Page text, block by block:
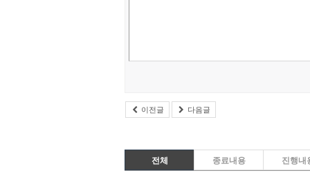
이전글 다음글
전체 종료내용 진행내